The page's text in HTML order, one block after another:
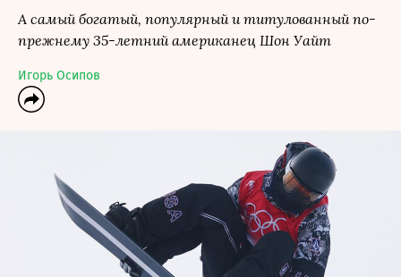
А самый богатый, популярный и титулованный по-
прежнему 35-летний американец Шон Уайт
Игорь Осипов